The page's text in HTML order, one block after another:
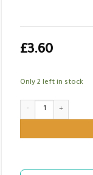
£3.60
Only 2 left in stock